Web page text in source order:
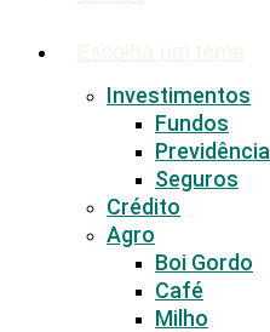
Investimentos
Fundos
Seguros
Crédito
Agro
Boi Gordo
Café
Milho